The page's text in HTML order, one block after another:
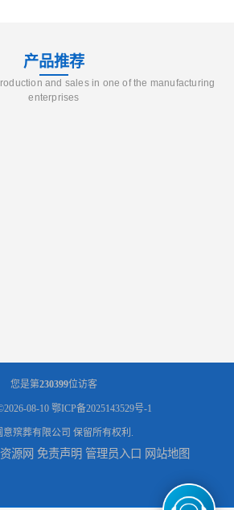
产品推荐
and sales in one of the manufacturing
enterprises
您是第230399位访客
08-10 鄂ICP备2025143529号-1
意殡葬有限公司 保留所有权利.
源网 免责声明 管理员入口 网站地图